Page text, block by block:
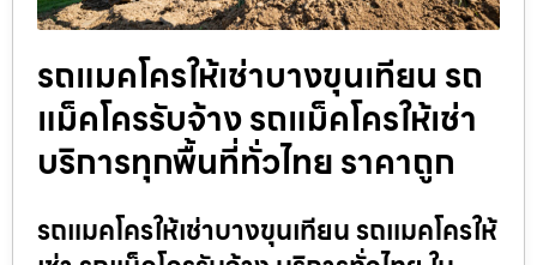
รถแมคโครให้เช่าบางขุนเทียน รถ
แม็คโครรับจ้าง รถแม็คโครให้เช่า
บริการทุกพื้นที่ทั่วไทย ราคาถูก
รถแมคโครให้เช่าบางขุนเทียน รถแมคโครให้